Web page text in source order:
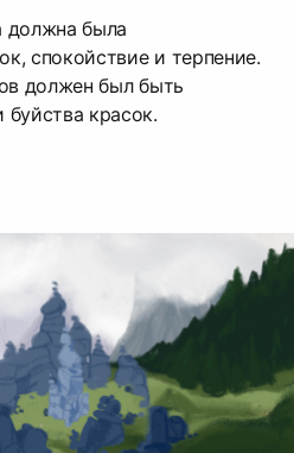
должна была
спокойствие и терпение.
должен был быть
красок.